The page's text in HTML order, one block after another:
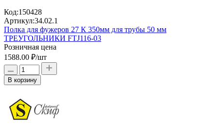
Код:150428
Артикул:34.02.1
Полка для фужеров 27 К 350мм для трубы 50 мм
ТРЕУГОЛЬНИКИ FTJ116-03
Розничная цена
1588.00 ₽/шт
В корзину